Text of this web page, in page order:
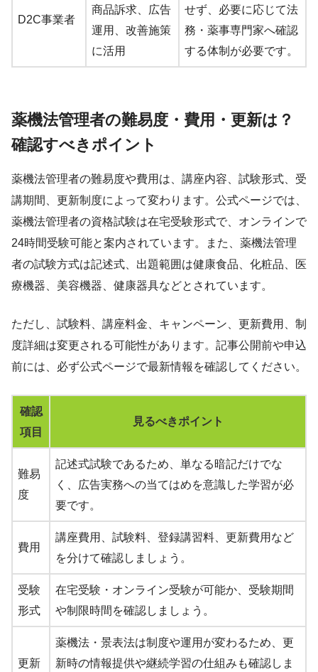
D2C事業者
商品訴求、広告
運用、改善施策
に活用
せず、必要に応じて法
務・薬事専門家へ確認
する体制が必要です。
薬機法管理者の難易度・費用・更新は？
確認すべきポイント
薬機法管理者の難易度や費用は、講座内容、試験形式、受
講期間、更新制度によって変わります。公式ページでは、
薬機法管理者の資格試験は在宅受験形式で、オンラインで
24時間受験可能と案内されています。また、薬機法管理
者の試験方式は記述式、出題範囲は健康食品、化粧品、医
療機器、美容機器、健康器具などとされています。
ただし、試験料、講座料金、キャンペーン、更新費用、制
度詳細は変更される可能性があります。記事公開前や申込
前には、必ず公式ページで最新情報を確認してください。
確認
項目
見るべきポイント
難易
度
記述式試験であるため、単なる暗記だけでな
く、広告実務への当てはめを意識した学習が必
要です。
費用
講座費用、試験料、登録講習料、更新費用など
を分けて確認しましょう。
受験
形式
在宅受験・オンライン受験が可能か、受験期間
や制限時間を確認しましょう。
更新
薬機法・景表法は制度や運用が変わるため、更
新時の情報提供や継続学習の仕組みも確認しま